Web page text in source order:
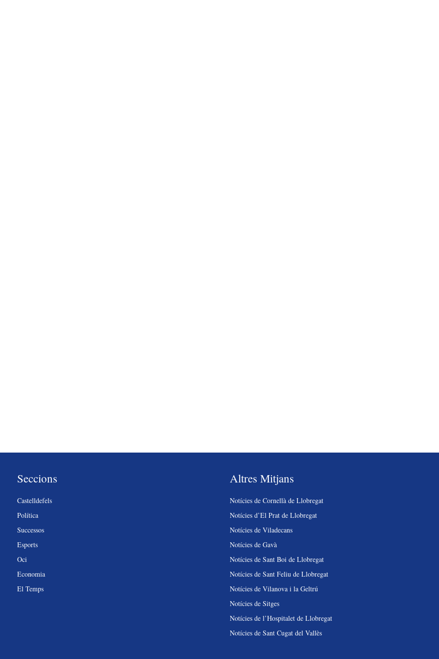
Seccions
Castelldefels
Política
Successos
Esports
Oci
Economia
El Temps
Altres Mitjans
Notícies de Cornellà de Llobregat
Notícies d’El Prat de Llobregat
Notícies de Viladecans
Notícies de Gavà
Notícies de Sant Boi de Llobregat
Notícies de Sant Feliu de Llobregat
Notícies de Vilanova i la Geltrú
Notícies de Sitges
Notícies de l’Hospitalet de Llobregat
Notícies de Sant Cugat del Vallès